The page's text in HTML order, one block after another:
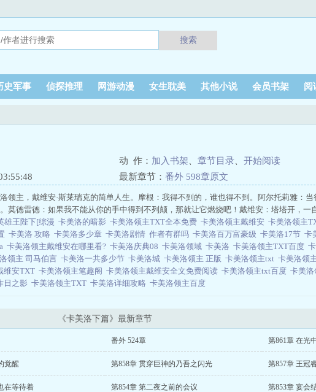
搜索
史军事 侦探推理 网游动漫 女生耽美 其他小说 会员书架 阅
动 作： 加入书架 章节目录
开始阅读
最新章节： 番外 598章原文
领主，戴维安·斯莱瑞克的简单人生。摩根：我得不到的，谁也得不到。阿尔托莉雅：
莫德雷德：如果我不能从你的手中得到不列颠，那就让它燃烧吧！戴维安：塔塔开，一
雄王陛下[综漫 卡美洛的暗影 卡美洛领主TXT全本免费 卡美洛领主戴维安 卡美洛领主
卡美洛 攻略 卡美洛多少章 卡美洛剧情 作者有群吗 卡美洛百万富豪级 卡美洛17节 卡
卡美洛领主戴维安在哪里看? 卡美洛庆典08 卡美洛领域 卡美洛 卡美洛领主TXT百度
领主 司马伯言 卡美洛一共多少节 卡美洛城 卡美洛领主 正版 卡美洛领主txt 卡美洛领
维安TXT 卡美洛领主笔趣阁 卡美洛领主戴维安全文免费阅读 卡美洛领主txt百度 卡美洛
日之影 卡美洛领主TXT 卡美洛详细攻略 卡美洛领主百度
《卡美洛下篇》最新章节
番外 524章 第861章 在光
觉醒 第858章 贯穿巨神的乃吾之闪光 第857章 王冠
在等待着 第854章 第二夜之前的会议 第853章 宴会